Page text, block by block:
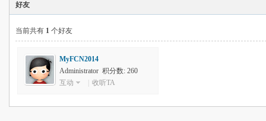
好友
当前共有 1 个好友
MyFCN2014
Administrator 积分数: 260
互动
收听TA